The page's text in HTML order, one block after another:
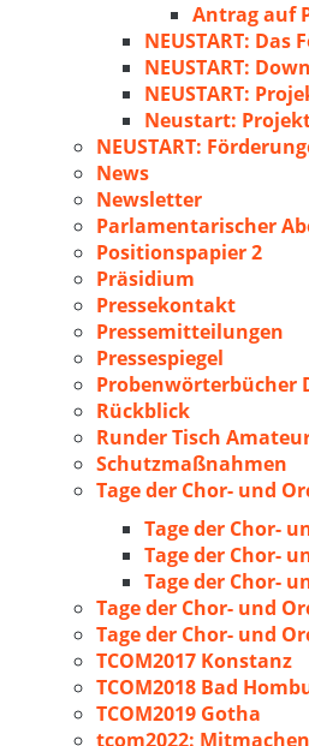
Antrag auf
NEUSTART:
NEUSTART:
NEUSTART:
Neustart:
NEUSTART:
News
Newsletter
Parlamentarischer
Positionspapier 2
Präsidium
Pressekontakt
Pressemitteilungen
Pressespiegel
Probenwörterbücher
Rückblick
Runder Tisch
Schutzmaßnahmen
Tage der Chor- und
Tage der Chor-
Tage der Chor-
Tage der Chor-
Tage der Chor- und
Tage der Chor- und
TCOM2017 Konstanz
TCOM2018 Bad
TCOM2019 Gotha
tcom2022: